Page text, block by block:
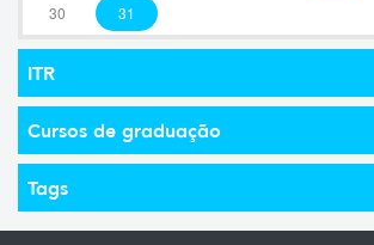
30 31
ITR
Cursos de graduação
Tags